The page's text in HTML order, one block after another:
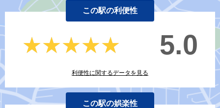
この駅の利便性
★★★★★
★★★★★ 5.0
利便性に関するデータを見る
この駅の娯楽性